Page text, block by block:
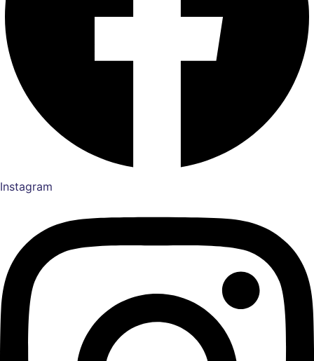
Instagram